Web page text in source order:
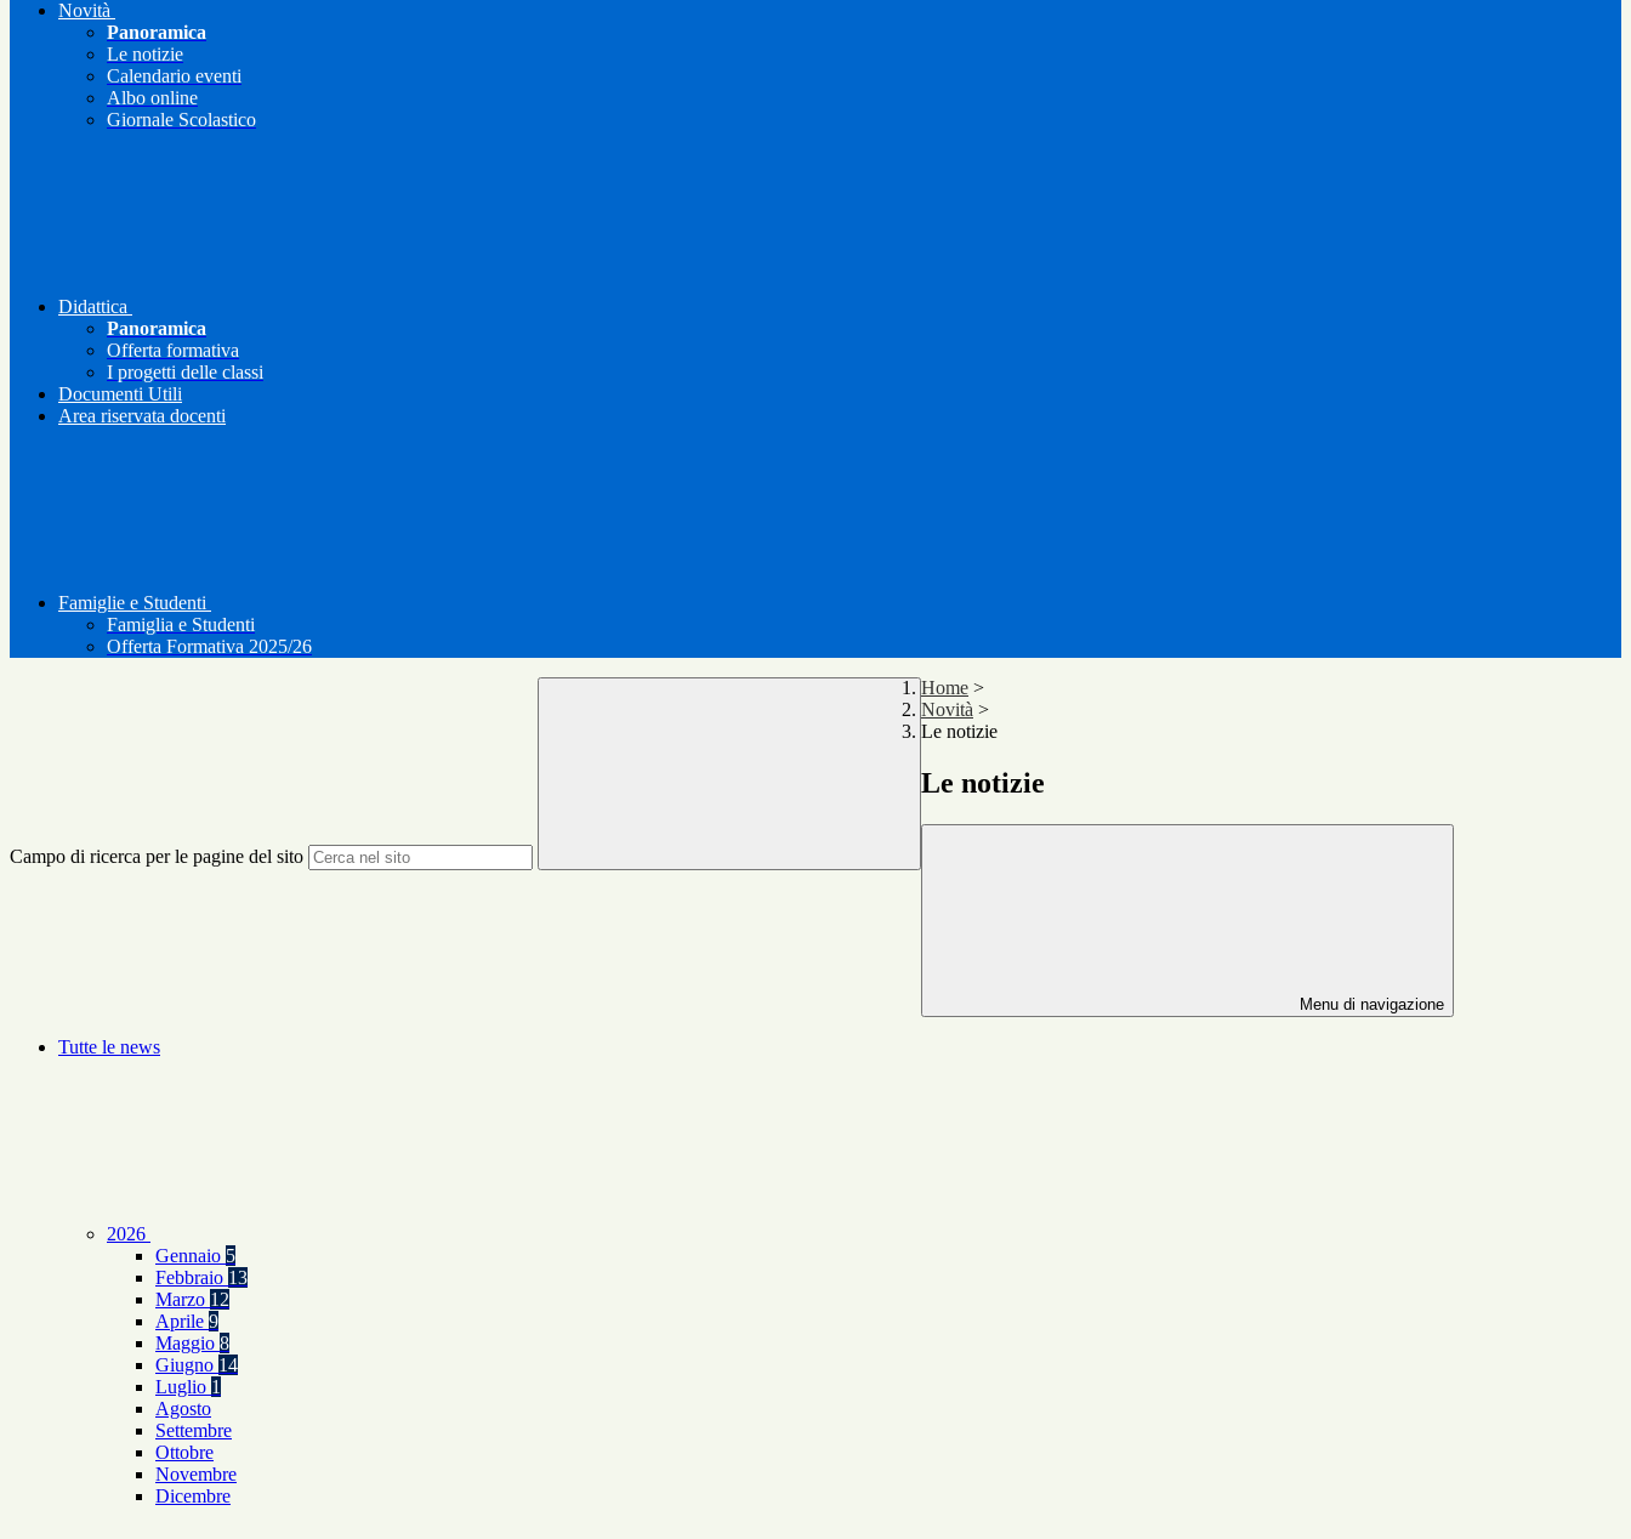
Novità
Panoramica
Le notizie
Calendario eventi
Albo online
Giornale Scolastico
Didattica
Panoramica
Offerta formativa
I progetti delle classi
Documenti Utili
Area riservata docenti
Famiglie e Studenti
Famiglia e Studenti
Offerta Formativa 2025/26
Campo di ricerca per le pagine del sito
Home >
Novità >
Le notizie
Le notizie
Menu di navigazione
Tutte le news
2026
Gennaio 5
Febbraio 13
Marzo 12
Aprile 9
Maggio 8
Giugno 14
Luglio 1
Agosto
Settembre
Ottobre
Novembre
Dicembre